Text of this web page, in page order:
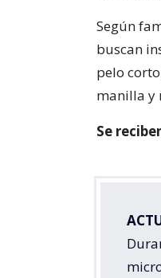
Según
buscan
pelo
manilla y
Se